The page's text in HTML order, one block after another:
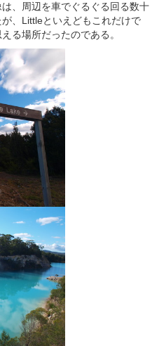
、周辺を車でぐるぐる回る数十
、Littleといえどもこれだけで
る場所だったのである。